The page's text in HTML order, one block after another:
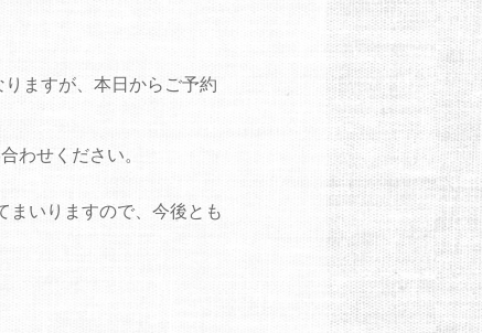
ますが、本日からご予約
わせください。
まいりますので、今後とも